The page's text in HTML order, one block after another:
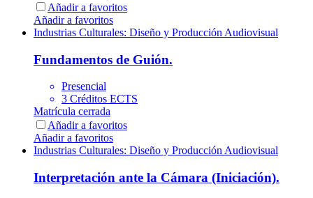
Añadir a favoritos
Añadir a favoritos
Industrias Culturales: Diseño y Producción Audiovisual
Fundamentos de Guión.
Presencial
3 Créditos ECTS
Matrícula cerrada
Añadir a favoritos
Añadir a favoritos
Industrias Culturales: Diseño y Producción Audiovisual
Interpretación ante la Cámara (Iniciación).